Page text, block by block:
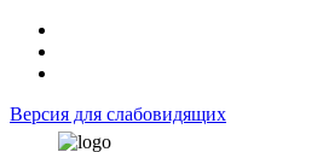
Версия для слабовидящих